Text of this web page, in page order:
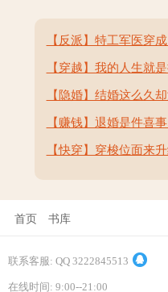
【反派】特工军医穿
【穿越】我的人生就是
【隐婚】结婚这么久
【赚钱】退婚是件喜
【快穿】穿梭位面来
首页 书库
联系客服: QQ 3222845513
在线时间: 9:00--21:00